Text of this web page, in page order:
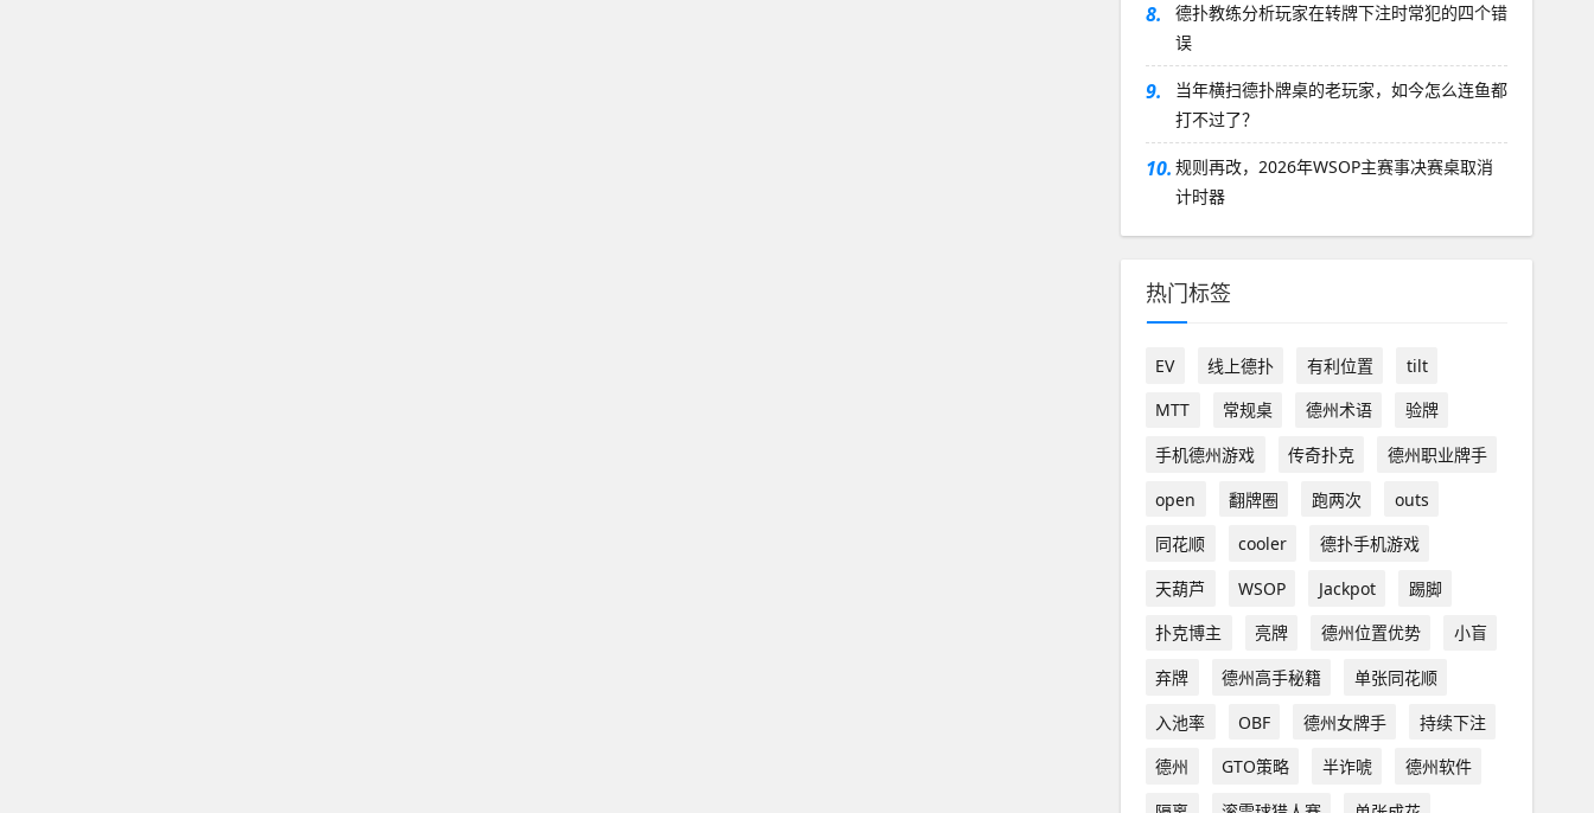
8.
德扑教练分析玩家在转牌下注时常犯的四个错
误
9.
当年横扫德扑牌桌的老玩家，如今怎么连鱼都
打不过了？
10. 规则再改，2026年WSOP主赛事决赛桌取消
计时器
热门标签
EV 线上德扑 有利位置
tilt
MTT
常规桌 德州术语
验牌
手机德州游戏
传奇扑克
德州职业牌手
open
翻牌圈 跑两次
outs
同花顺
cooler
德扑手机游戏
天葫芦
WSOP Jackpot
踢脚
扑克博主
亮牌 德州位置优势
小盲
弃牌
德州高手秘籍
单张同花顺
入池率
OBF 德州女牌手
持续下注
德州
GTO策略 半诈唬
德州软件